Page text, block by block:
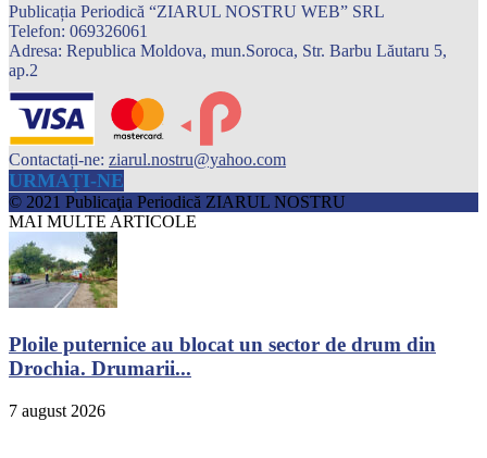
Publicația Periodică “ZIARUL NOSTRU WEB” SRL
Telefon: 069326061
Adresa: Republica Moldova, mun.Soroca, Str. Barbu Lăutaru 5,
ap.2
Contactați-ne: ziarul.nostru@yahoo.com
URMAȚI-NE
© 2021 Publicaţia Periodică ZIARUL NOSTRU
MAI MULTE ARTICOLE
Ploile puternice au blocat un sector de drum din
Drochia. Drumarii...
7 august 2026